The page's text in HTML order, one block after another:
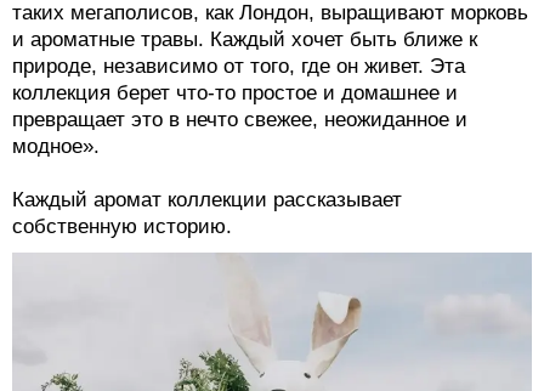
таких мегаполисов, как Лондон, выращивают морковь
и ароматные травы. Каждый хочет быть ближе к
природе, независимо от того, где он живет. Эта
коллекция берет что-то простое и домашнее и
превращает это в нечто свежее, неожиданное и
модное».
Каждый аромат коллекции рассказывает
собственную историю.